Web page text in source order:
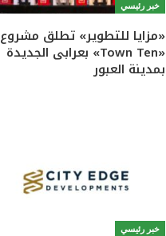
خبر رئيسي
«مزايا للتطوير» تطلق مشروع
«Town Ten» بعرابى الجديدة
بمدينة العبور
خبر رئيسي